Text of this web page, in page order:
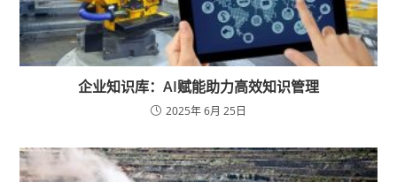
企业知识库：AI赋能助力高效知识管理
2025年 6月 25日